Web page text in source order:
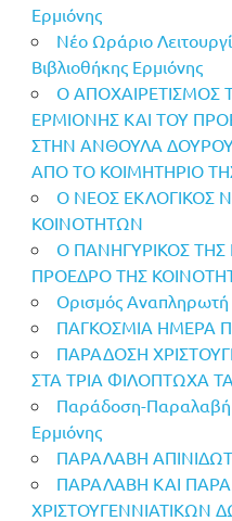
Ερμιόνης
Νέο Ωράριο
Βιβλιοθήκης Ερμιόνης
Ο ΑΠΟΧΑΙΡΕΤΙΣΜΟΣ
ΕΡΜΙΟΝΗΣ ΚΑΙ ΤΟΥ
ΣΤΗΝ ΑΝΘΟΥΛΑ
ΑΠΟ ΤΟ ΚΟΙΜHΤΗΡΙΟ
Ο ΝΕΟΣ ΕΚΛΟΓΙΚΟΣ
ΚΟΙΝΟΤΗΤΩΝ
Ο ΠΑΝΗΓΥΡΙΚΟΣ
ΠΡΟΕΔΡΟ ΤΗΣ
Ορισμός Αναπληρωτή
ΠΑΓΚΟΣΜΙΑ ΗΜΕΡΑ
ΠΑΡΑΔΟΣΗ
ΣΤΑ ΤΡΙΑ ΦΙΛΟΠΤΩΧΑ
Παράδοση-Παραλαβή
Ερμιόνης
ΠΑΡΑΛΑΒΗ
ΠΑΡΑΛΑΒΗ ΚΑΙ
ΧΡΙΣΤΟΥΓΕΝΝΙΑΤΙΚΩΝ